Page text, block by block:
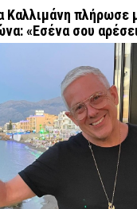
Καλλιμάνη πλήρωσε
«Εσένα σου